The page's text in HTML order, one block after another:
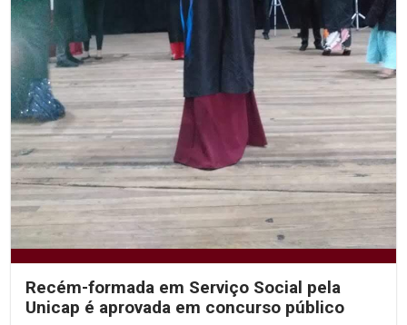
Recém-formada em Serviço Social pela
Unicap é aprovada em concurso público